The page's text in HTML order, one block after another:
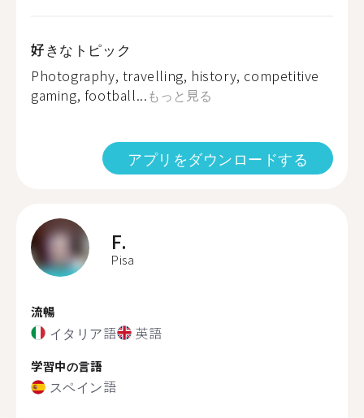
好きなトピック
Photography, travelling, history, competitive
gaming, football...もっと見る
アプリをダウンロードする
F.
Pisa
流暢
イタリア語 英語
学習中の言語
スペイン語